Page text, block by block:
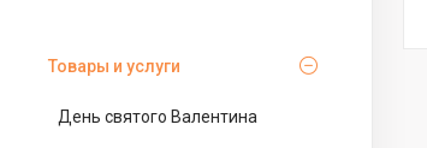
Товары и услуги
День святого Валентина